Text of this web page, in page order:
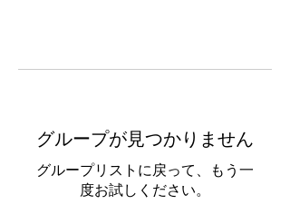
グループが見つかりません
グループリストに戻って、もう一
度お試しください。